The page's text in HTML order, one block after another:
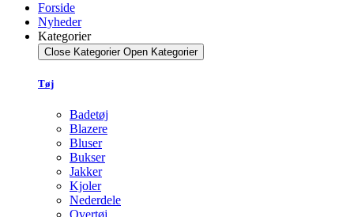
Forside
Nyheder
Kategorier
Close Kategorier Open Kategorier
Tøj
Badetøj
Blazere
Bluser
Bukser
Jakker
Kjoler
Nederdele